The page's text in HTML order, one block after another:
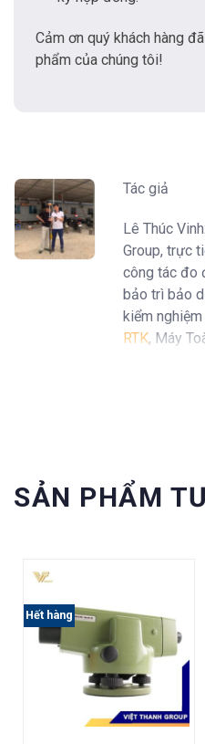
Cảm ơn quý khách hàng
phẩm của chúng tôi!
Tác giả
Lê Thúc
Group, trực
công tác đo
bảo trì bảo
kiểm
RTK, Máy
SẢN PHẨM
Hết hàng